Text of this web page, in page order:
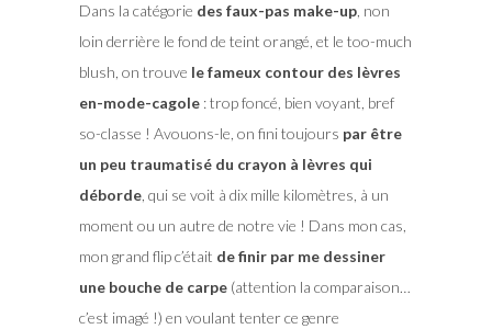
Dans la catégorie des faux-pas make-up, non
loin derrière le fond de teint orangé, et le too-much
blush, on trouve le fameux contour des lèvres
en-mode-cagole: trop foncé, bien voyant, bref
so-classe ! Avouons-le, on fini toujours par être
un peu traumatisé du crayon à lèvres qui
déborde, qui se voit à dix mille kilomètres, à un
moment ou un autre de notre vie ! Dans mon cas,
mon grand flip c’était de finir par me dessiner
une bouche de carpe(attention la comparaison…
c’est imagé !) en voulant tenter ce genre